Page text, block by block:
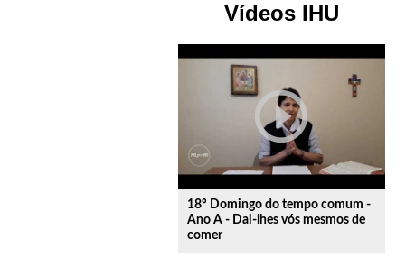
Vídeos IHU
play_circle_outline
18º Domingo do tempo comum -
Ano A - Dai-lhes vós mesmos de
comer